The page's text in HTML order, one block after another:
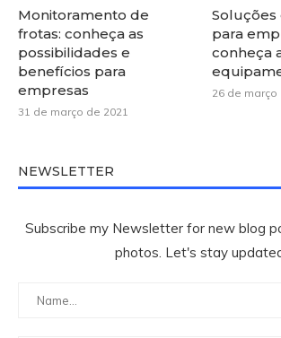
Monitoramento de
frotas: conheça as
possibilidades e
benefícios para
empresas
31 de março de 2021
para
conheça
26 de março
NEWSLETTER
Subscribe my Newsletter for new blog
photos. Let's stay